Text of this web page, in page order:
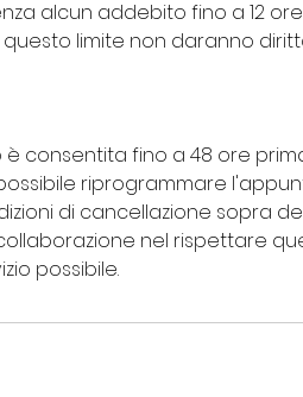
alcun addebito fino a 12
limite non daranno
consentita fino a 48 ore
riprogrammare
di cancellazione sopra
nel rispettare
possibile.